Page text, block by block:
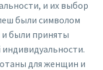
и их выбор
были символом
и были приняты
для женщин и